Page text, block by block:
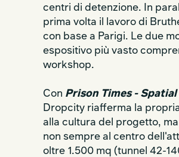
centri di detenzione. In
prima volta il lavoro di
con base a Parigi. Le due
espositivo più vasto
workshop.
Con Prison Times -
Dropcity riafferma la
alla cultura del progetto,
non sempre al centro
oltre 1.500 mq (tunnel 42-